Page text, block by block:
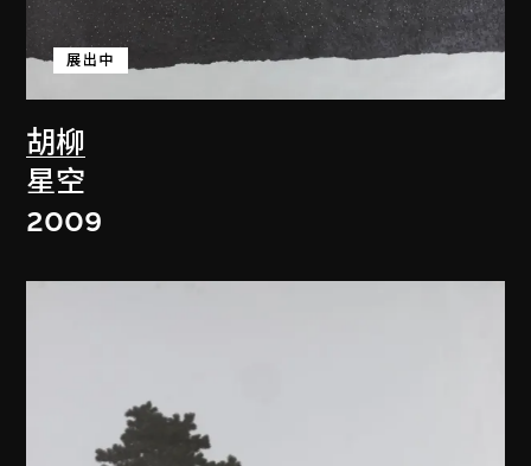
胡柳
展出中
星空
2009